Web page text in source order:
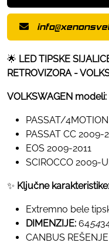
🌟 LED TIPSKE
RETROVIZORA -
VOLKSWAGEN modeli:
PASSAT/
PASSAT CC 2009-
EOS 2009-2011
SCIROCCO 2009-
✨ Ključne karakteristike:
Extremno bele
DIMENZIJE: 6454
CANBUS